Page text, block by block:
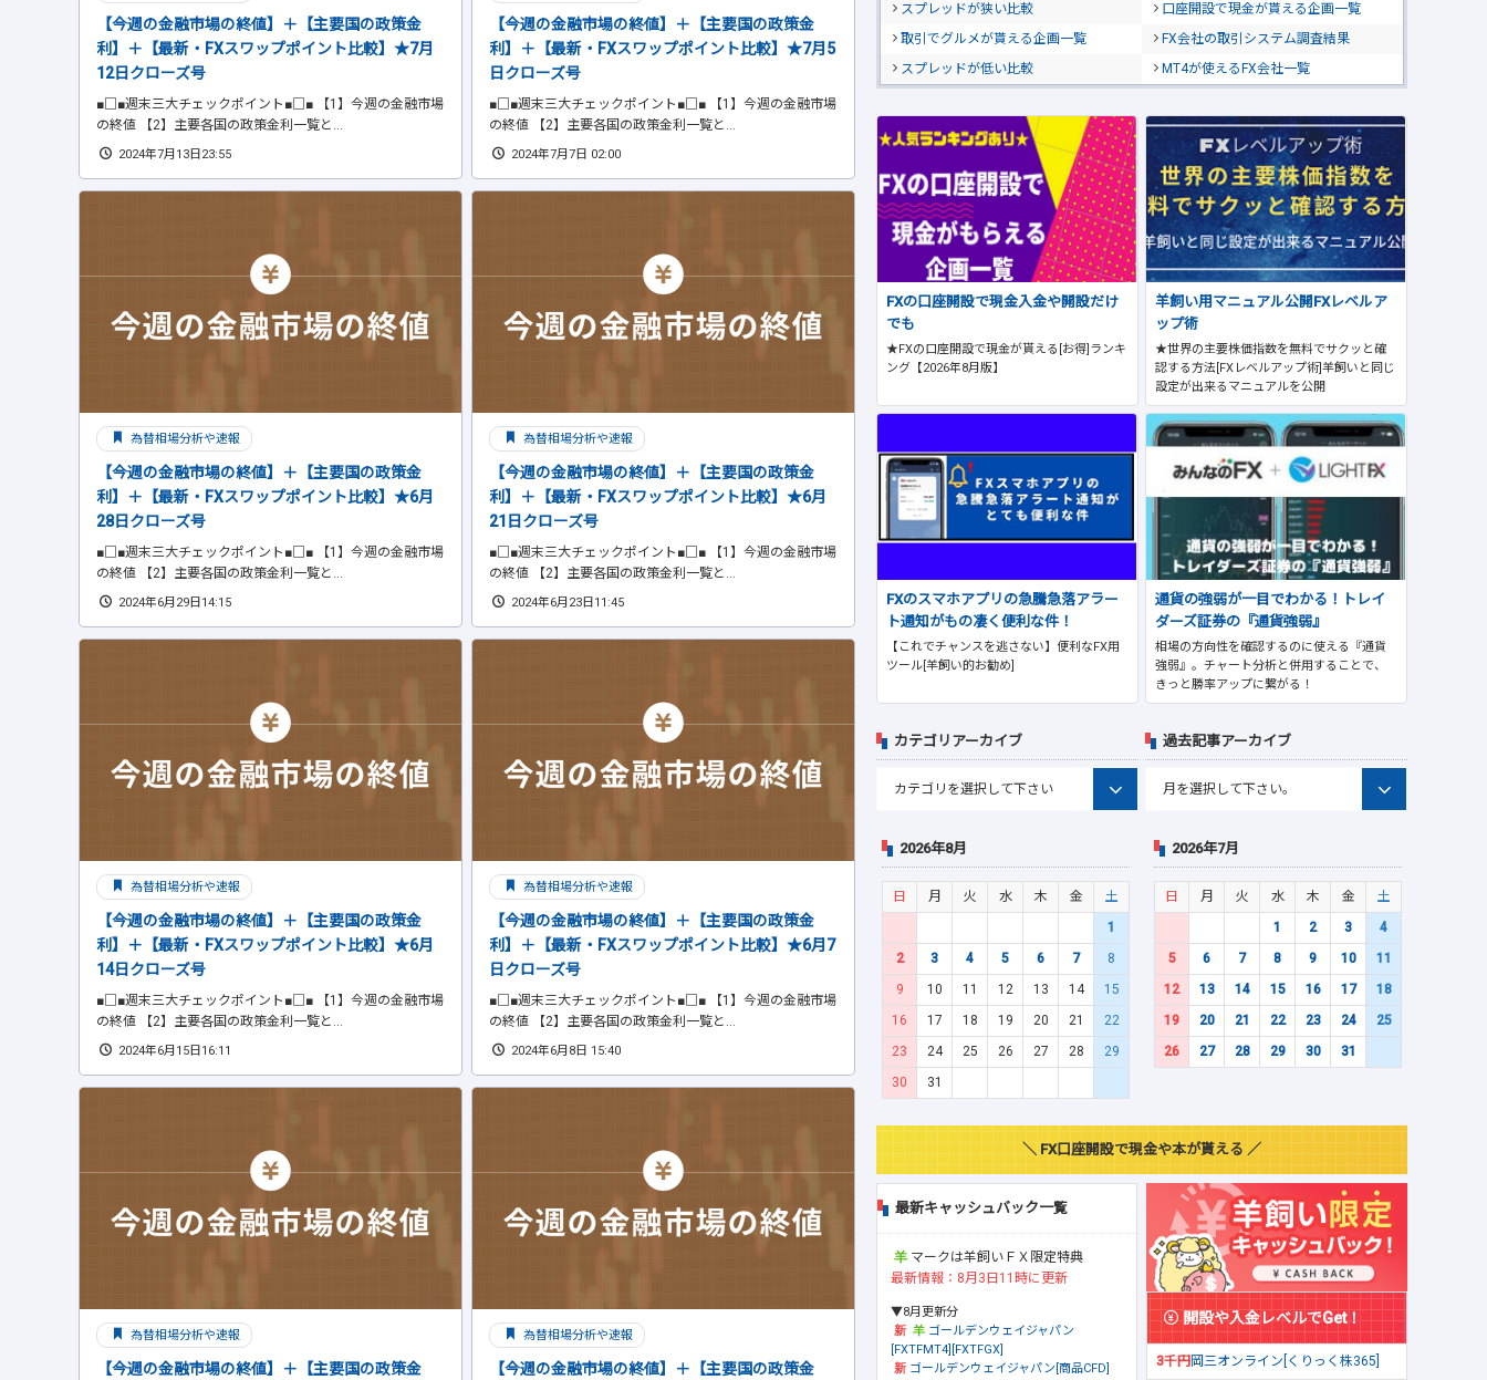
【今週の金融市場の終値】＋【主要国の政策金
利】＋【最新・FXスワップポイント比較】★7月
12日クローズ号
■□■週末三大チェックポイント■□■ 【1】今週の金融市場
の終値 【2】主要各国の政策金利一覧と...
2024年7月13日23:55
【今週の金融市場の終値】＋【主要国の政策金
利】＋【最新・FXスワップポイント比較】★7月5
日クローズ号
■□■週末三大チェックポイント■□■ 【1】今週の金融市場
の終値 【2】主要各国の政策金利一覧と...
2024年7月7日 02:00
為替相場分析や速報
【今週の金融市場の終値】＋【主要国の政策金
利】＋【最新・FXスワップポイント比較】★6月
28日クローズ号
■□■週末三大チェックポイント■□■ 【1】今週の金融市場
の終値 【2】主要各国の政策金利一覧と...
2024年6月29日14:15
為替相場分析や速報
【今週の金融市場の終値】＋【主要国の政策金
利】＋【最新・FXスワップポイント比較】★6月
21日クローズ号
■□■週末三大チェックポイント■□■ 【1】今週の金融市場
の終値 【2】主要各国の政策金利一覧と...
2024年6月23日11:45
為替相場分析や速報
【今週の金融市場の終値】＋【主要国の政策金
利】＋【最新・FXスワップポイント比較】★6月
14日クローズ号
■□■週末三大チェックポイント■□■ 【1】今週の金融市場
の終値 【2】主要各国の政策金利一覧と...
2024年6月15日16:11
為替相場分析や速報
【今週の金融市場の終値】＋【主要国の政策金
利】＋【最新・FXスワップポイント比較】★6月7
日クローズ号
■□■週末三大チェックポイント■□■ 【1】今週の金融市場
の終値 【2】主要各国の政策金利一覧と...
2024年6月8日 15:40
為替相場分析や速報
【今週の金融市場の終値】＋【主要国の政策金
為替相場分析や速報
【今週の金融市場の終値】＋【主要国の政策金
スプレッドが狭い比較
口座開設で現金が貰える企画一覧
取引でグルメが貰える企画一覧
FX会社の取引システム調査結果
スプレッドが低い比較
MT4が使えるFX会社一覧
FXの口座開設で現金入金や開設だけ
でも
★FXの口座開設で現金が貰える[お得]ランキ
ング【2026年8月版】
羊飼い用マニュアル公開FXレベルア
ップ術
★世界の主要株価指数を無料でサクッと確
認する方法[FXレベルアップ術]羊飼いと同じ
設定が出来るマニュアルを公開
FXのスマホアプリの急騰急落アラー
ト通知がもの凄く便利な件！
【これでチャンスを逃さない】便利なFX用
ツール[羊飼い的お勧め]
通貨の強弱が一目でわかる！トレイ
ダーズ証券の『通貨強弱』
相場の方向性を確認するのに使える『通貨
強弱』。チャート分析と併用することで、
きっと勝率アップに繋がる！
カテゴリアーカイブ 過去記事アーカイブ
2026年8月
日 月 火 水 木 金
土
1
2
3 4 5 6 7
8
9
10 11 12 13 14
15
16
17 18 19 20 21
22
23
24 25 26 27 28
29
30
31
2026年7月
日 月 火 水 木 金
土
1
2 3
4
5
6 7 8 9 10
11
12
13 14 15 16 17
18
19
20 21 22 23 24
25
26
27 28 29 30 31
＼ FX口座開設で現金や本が貰える ／
最新キャッシュバック一覧
マークは羊飼いＦＸ限定特典
最新情報：8月3日11時に更新
▼8月更新分
ゴールデンウェイジャパン
[FXTFMT4][FXTFGX]
ゴールデンウェイジャパン[商品CFD]
開設や入金レベルでGet！
3千円岡三オンライン[くりっく株365]